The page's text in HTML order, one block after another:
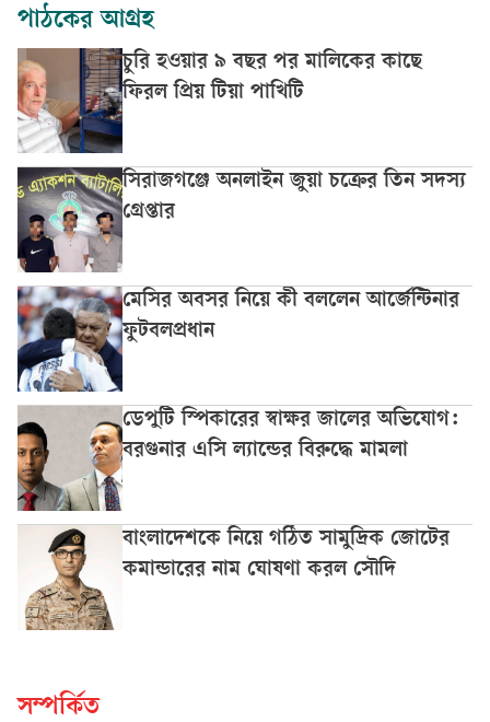
পাঠকের আগ্রহ
চুরি হওয়ার ৯ বছর পর মালিকের কাছে
ফিরল প্রিয় টিয়া পাখিটি
সিরাজগঞ্জে অনলাইন জুয়া চক্রের তিন সদস্য
গ্রেপ্তার
মেসির অবসর নিয়ে কী বললেন আর্জেন্টিনার
ফুটবলপ্রধান
ডেপুটি স্পিকারের স্বাক্ষর জালের অভিযোগ:
বরগুনার এসি ল্যান্ডের বিরুদ্ধে মামলা
বাংলাদেশকে নিয়ে গঠিত সামুদ্রিক জোটের
কমান্ডারের নাম ঘোষণা করল সৌদি
সম্পর্কিত